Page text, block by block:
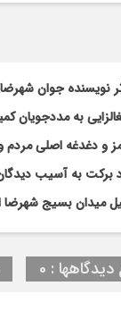
نویسنده جوان
و دغدغه اصلی
: 0